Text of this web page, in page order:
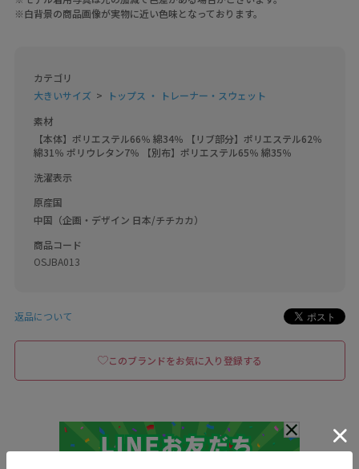
※白背景の商品画像が実物に近い色味となっております。
カテゴリ
大きいサイズ
トップス ・ トレーナー・スウェット
素材
【本体】ポリエステル66％ 綿34％ 【リブ部分】ポリエステル62％
綿31％ ポリウレタン7％ 【別布】ポリエステル65％ 綿35％
洗濯表示
原産国
中国（企画・デザイン 日本/チチカカ）
商品コード
OSJBA013
返品について
このブランドをお気に入り登録する